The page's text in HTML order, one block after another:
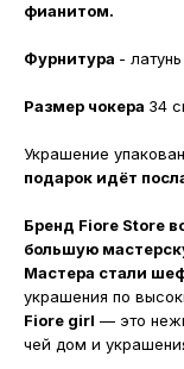
фианитом.
Фурнитура -
Размер чокера 34
Украшение
подарок идёт
Бренд Fiore Store
большую
Мастера стали
украшения по
Fiore girl — это
чей дом и